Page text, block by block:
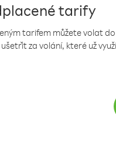
tarify
tarifem můžete volat
za volání, které už